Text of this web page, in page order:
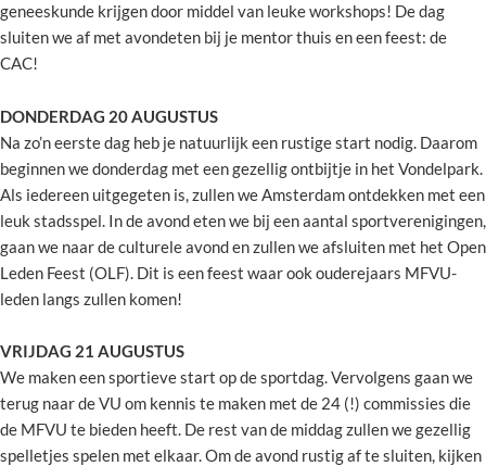
geneeskunde krijgen door middel van leuke workshops! De dag
sluiten we af met avondeten bij je mentor thuis en een feest: de
CAC!
DONDERDAG 20 AUGUSTUS
Na zo’n eerste dag heb je natuurlijk een rustige start nodig. Daarom
beginnen we donderdag met een gezellig ontbijtje in het Vondelpark.
Als iedereen uitgegeten is, zullen we Amsterdam ontdekken met een
leuk stadsspel. In de avond eten we bij een aantal sportverenigingen,
gaan we naar de culturele avond en zullen we afsluiten met het Open
Leden Feest (OLF). Dit is een feest waar ook ouderejaars MFVU-
leden langs zullen komen!
VRIJDAG 21 AUGUSTUS
We maken een sportieve start op de sportdag. Vervolgens gaan we
terug naar de VU om kennis te maken met de 24 (!) commissies die
de MFVU te bieden heeft. De rest van de middag zullen we gezellig
spelletjes spelen met elkaar. Om de avond rustig af te sluiten, kijken